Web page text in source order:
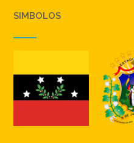
SIMBOLOS